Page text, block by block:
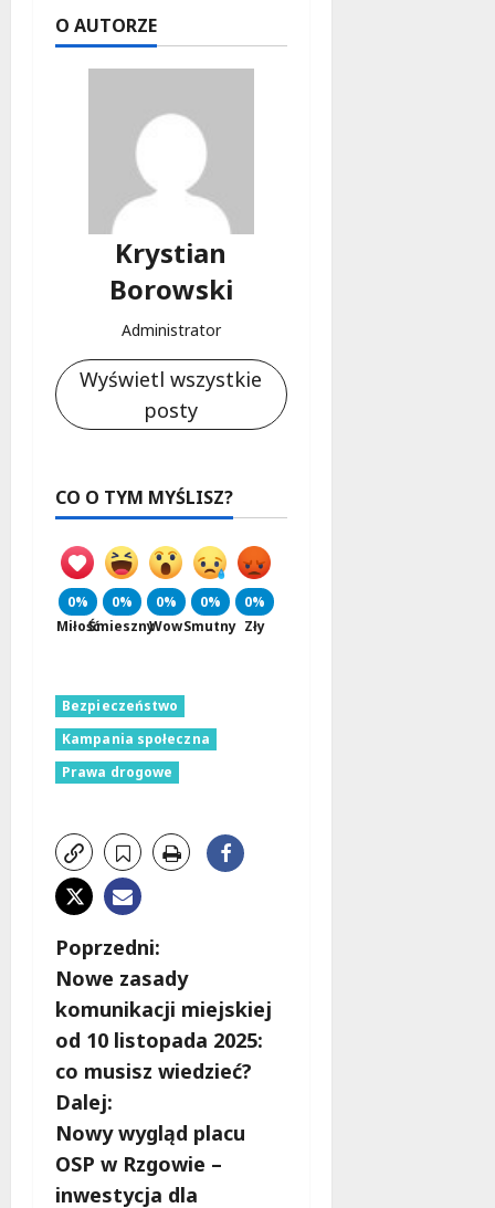
O AUTORZE
Krystian
Borowski
Administrator
Wyświetl wszystkie
posty
CO O TYM MYŚLISZ?
0%
Miłość
0%
Śmieszny
0%
Wow
0%
Smutny
0%
Zły
Bezpieczeństwo
Kampania społeczna
Prawa drogowe
Z
o
b
a
c
z
Poprzedni:
Nowe zasady
komunikacji miejskiej
od 10 listopada 2025:
co musisz wiedzieć?
Dalej:
Nowy wygląd placu
OSP w Rzgowie –
inwestycja dla